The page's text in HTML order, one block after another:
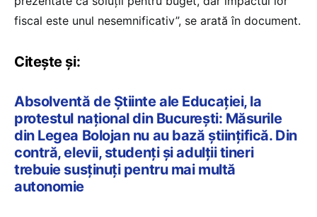
fiscal este unul nesemnificativ”, se arată în document.
Citește și:
Absolventă de Știinte ale Educației, la
protestul național din București: Măsurile
din Legea Bolojan nu au bază științifică. Din
contră, elevii, studenți și adulții tineri
trebuie susținuți pentru mai multă
autonomie